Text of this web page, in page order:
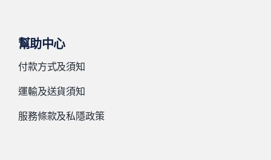
幫助中心
付款方式及須知
運輸及送貨須知
服務條款及私隱政策